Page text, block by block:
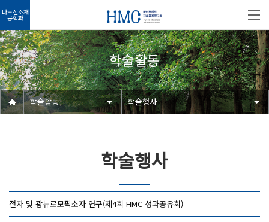
나노신소재
공학과
학술활동
학술활동 학술행사
학술행사
전자 및 광뉴로모픽소자 연구(제4회 HMC 성과공유회)